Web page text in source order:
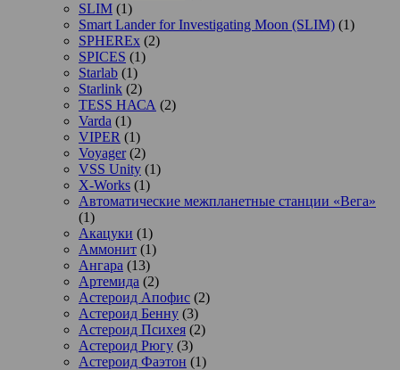
SLIM (1)
Smart Lander for Investigating Moon (SLIM) (1)
SPHEREx (2)
SPICES (1)
Starlab (1)
Starlink (2)
TESS НАСА (2)
Varda (1)
VIPER (1)
Voyager(2)
VSS Unity (1)
X-Works (1)
Автоматические межпланетные станции «Вега»
(1)
Акацуки (1)
Аммонит (1)
Ангара (13)
Артемида (2)
Астероид Апофис (2)
Астероид Бенну (3)
Астероид Психея (2)
Астероид Рюгу (3)
Астероид Фаэтон (1)